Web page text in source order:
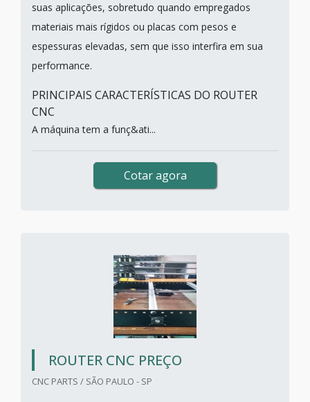
suas aplicações, sobretudo quando empregados
materiais mais rígidos ou placas com pesos e
espessuras elevadas, sem que isso interfira em sua
performance.
PRINCIPAIS CARACTERÍSTICAS DO ROUTER
CNC
A máquina tem a funç&ati...
Cotar agora
ROUTER CNC PREÇO
CNC PARTS / SÃO PAULO - SP